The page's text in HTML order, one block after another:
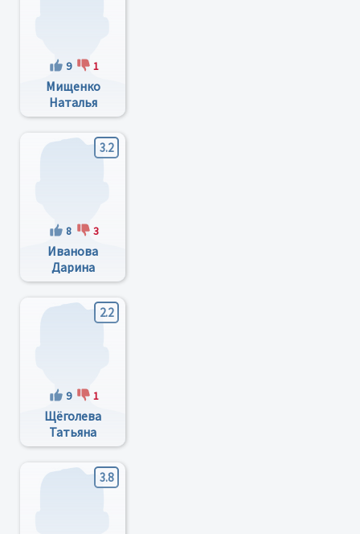
9 1
Мищенко
Наталья
Николаевна
3.2
8 3
Иванова
Дарина
Георгиевна
2.2
9 1
Щёголева
Татьяна
Николаевна
3.8